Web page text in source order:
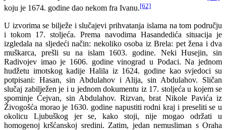
koju je 1674. godine dao nekom fra Ivanu.[62]
U izvorima se bilježe i slučajevi prihvatanja islama na tom području
i tokom 17. stoljeća. Prema navodima Hasandedića situacija je
izgledala na sljedeći način: nekoliko osoba iz Brela: pet žena i dva
muškarca, prešli su na islam 1603. godine. Neki Husejin, sin
Radivojev imao je 1606. godine vinograd u Podaci. Na jednom
hudžetu imotskog kadije Halila iz 1624. godine kao svjedoci su
potpisani: Hasan, sin Abdulahov i Alija, sin Abdulahov. Sličan
slučaj zabilježen je i u jednom dokumentu iz 17. stoljeća u kojem se
spominje Ćejvan, sin Abdulahov. Rizvan, brat Nikole Pavića iz
Živogošća morao je 1630. godine napustiti rodni kraj i preseliti se u
okolicu Ljubuškog jer se, kako stoji, nije mogao održati u
homogenoj kršćanskoj sredini. Zatim, jedan nemusliman s Oraha